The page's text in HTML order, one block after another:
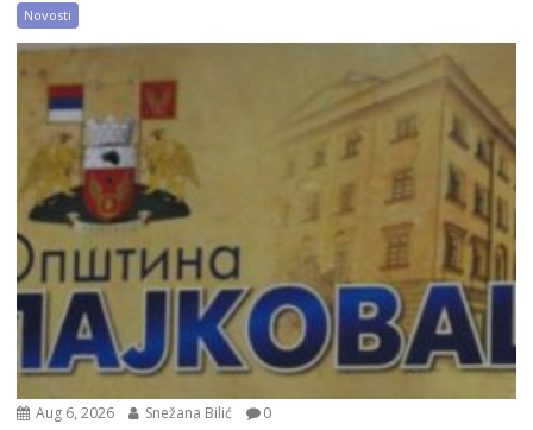
Novosti
Aug 6, 2026 Snežana Bilić 0